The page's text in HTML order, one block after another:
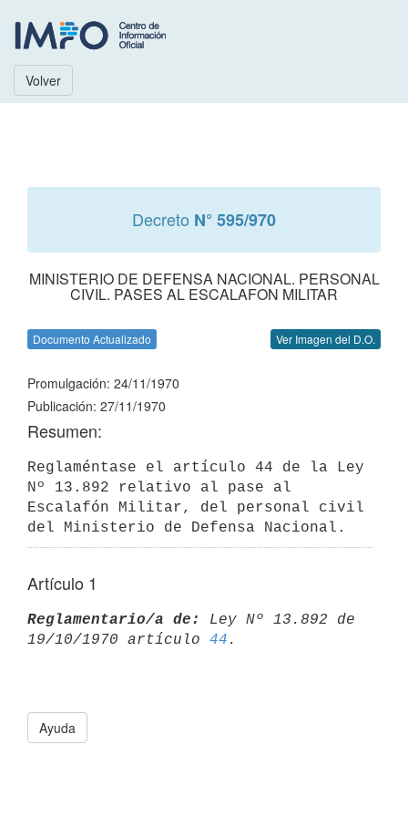
Volver
Decreto N° 595/970
MINISTERIO DE DEFENSA NACIONAL. PERSONAL
CIVIL. PASES AL ESCALAFON MILITAR
Documento Actualizado Ver Imagen del D.O.
Promulgación: 24/11/1970
Publicación: 27/11/1970
Resumen:
Reglaméntase el artículo 44 de la Ley
Nº 13.892 relativo al pase al
Escalafón Militar, del personal civil
del Ministerio de Defensa Nacional.
Artículo 1
Reglamentario/a de:
Ley Nº 13.892 de
19/10/1970 artículo 44
Ayuda